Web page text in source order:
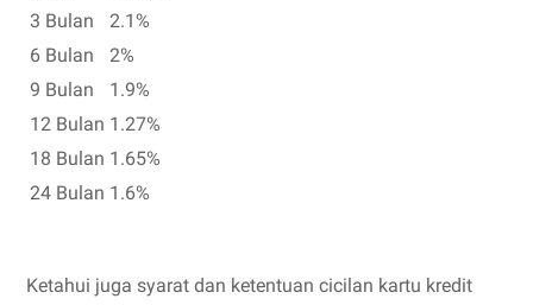
3 Bulan
2.1%
6 Bulan
2%
9 Bulan
1.9%
12 Bulan 1.27%
18 Bulan 1.65%
24 Bulan 1.6%
Ketahui juga syarat dan ketentuan cicilan kartu kredit